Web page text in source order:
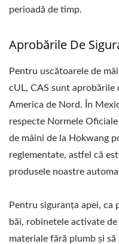
perioadă de timp.
Aprobările De
Pentru uscătoarele de
cUL, CAS sunt
America de Nord. În
respecte Normele
de mâini de la Hokwang
reglementate, astfel că
produsele noastre
Pentru siguranța apei,
băi, robinetele activate
materiale fără plumb și